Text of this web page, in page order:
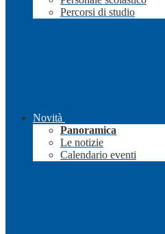
Percorsi di studio
Novità
Panoramica
Le notizie
Calendario eventi